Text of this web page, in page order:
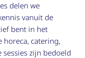
delen we
vanuit de
bent in het
horeca, catering,
zijn bedoeld